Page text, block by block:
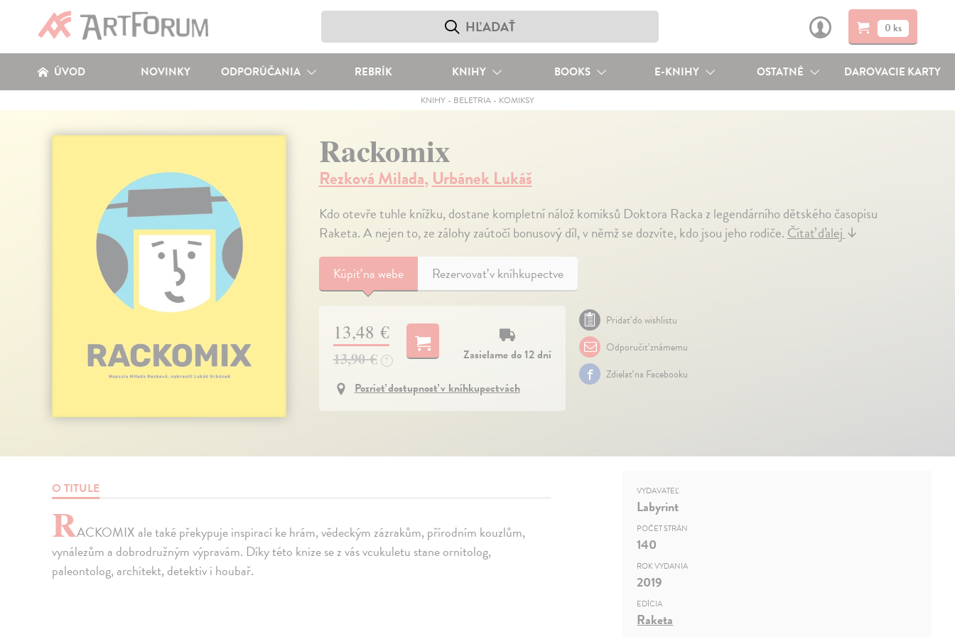
0 ks
ÚVOD NOVINKY ODPORÚČANIA REBRÍK KNIHY BOOKS E-KNIHY OSTATNÉ DAROVACIE KARTY
KNIHY- BELETRIA- KOMIKSY
Rackomix
Rezková Milada,Urbánek Lukáš
Kdo otevře tuhle knížku, dostane kompletní nálož komiksů Doktora Racka z legendárního dětského časopisu
Raketa. A nejen to, ze zálohy zaútočí bonusový díl, v němž se dozvíte, kdo jsou jeho rodiče.Čítať ďalej↓
Kúpiťna webe Rezervovať v kníhkupectve
13,48 €
13,90 € ?
Zasielame do 12 dní
Pozrieť dostupnosť v kníhkupectvách
Pridať do wishlistu
Odporučiť známemu
Zdielať na Facebooku
O TITULE
RACKOMIX ale také překypuje inspirací ke hrám, vědeckým zázrakům, přírodním kouzlům,
vynálezům a dobrodružným výpravám. Díky této knize se z vás vcukuletu stane ornitolog,
paleontolog, architekt, detektiv i houbař.
VYDAVATEĽ
Labyrint
POČET STRÁN
140
ROK VYDANIA
2019
EDÍCIA
Raketa